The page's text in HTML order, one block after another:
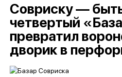
Совриску —
четвертый
превратил
дворик в